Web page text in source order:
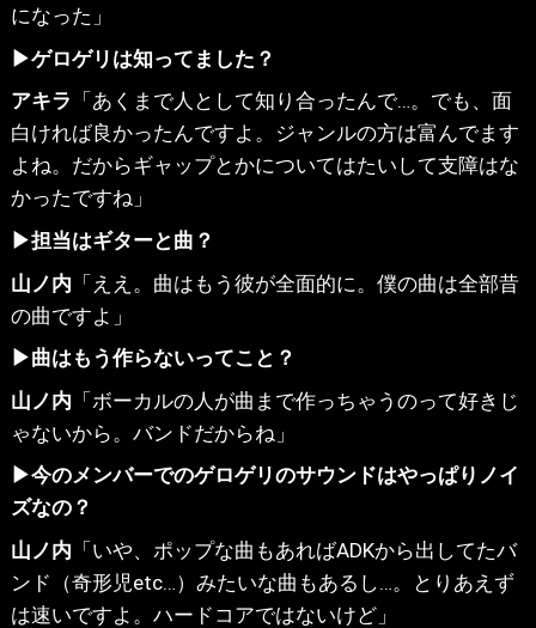
になった」
▶ゲロゲリは知ってました？
アキラ 「あくまで人として知り合ったんで…。でも、面
白ければ良かったんですよ。ジャンルの方は富んでます
よね。だからギャップとかについてはたいして支障はな
かったですね」
▶担当はギターと曲？
山ノ内 「ええ。曲はもう彼が全面的に。僕の曲は全部昔
の曲ですよ」
▶曲はもう作らないってこと？
山ノ内 「ボーカルの人が曲まで作っちゃうのって好きじ
ゃないから。バンドだからね」
▶今のメンバーでのゲロゲリのサウンドはやっぱりノイ
ズなの？
山ノ内 「いや、ポップな曲もあればADKから出してたバ
ンド（奇形児etc…）みたいな曲もあるし…。とりあえず
は速いですよ。ハードコアではないけど」